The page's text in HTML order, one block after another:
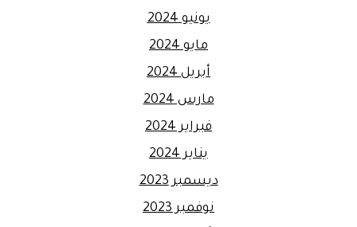
يونيو 2024
مايو 2024
أبريل 2024
مارس 2024
فبراير 2024
يناير 2024
ديسمبر 2023
نوفمبر 2023